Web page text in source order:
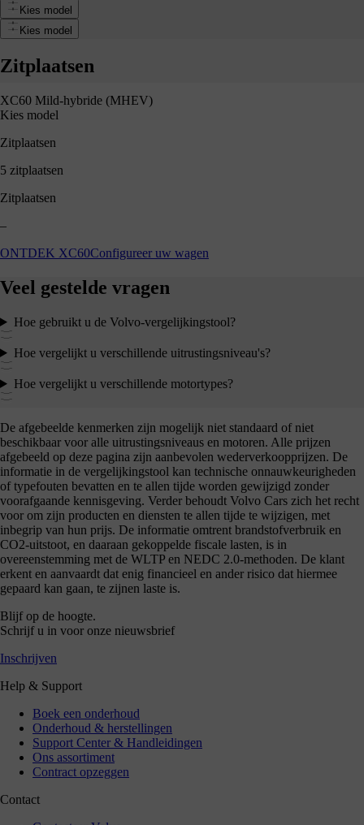
Pearl
Kies model
Kies model
Zitplaatsen
XC60 Mild-hybride (MHEV)
Kies model
Zitplaatsen
5 zitplaatsen
Zitplaatsen
–
ONTDEK XC60Configureer uw wagen
Veel gestelde vragen
Hoe gebruikt u de Volvo-vergelijkingstool?
Hoe vergelijkt u verschillende uitrustingsniveau's?
Hoe vergelijkt u verschillende motortypes?
De afgebeelde kenmerken zijn mogelijk niet standaard of niet
beschikbaar voor alle uitrustingsniveaus en motoren. Alle prijzen
afgebeeld op deze pagina zijn aanbevolen wederverkoopprijzen. De
informatie in de vergelijkingstool kan technische onnauwkeurigheden
of typefouten bevatten en te allen tijde worden gewijzigd zonder
voorafgaande kennisgeving. Verder behoudt Volvo Cars zich het recht
voor om zijn producten en diensten te allen tijde te wijzigen, met
inbegrip van hun prijs. De informatie omtrent brandstofverbruik en
CO2-uitstoot, en daaraan gekoppelde fiscale lasten, is in
overeenstemming met de WLTP en NEDC 2.0-methoden. De klant
erkent en aanvaardt dat enig financieel en ander risico dat hiermee
gepaard kan gaan, te zijnen laste is.